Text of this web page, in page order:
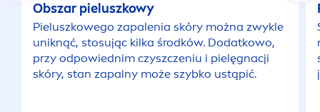
Obszar pieluszkowy
Pieluszkowego zapalenia skóry można zwykle
uniknąć, stosując kilka środków. Dodatkowo,
przy odpowiednim czyszczeniu i pielęgnacji
skóry, stan zapalny może szybko ustąpić.